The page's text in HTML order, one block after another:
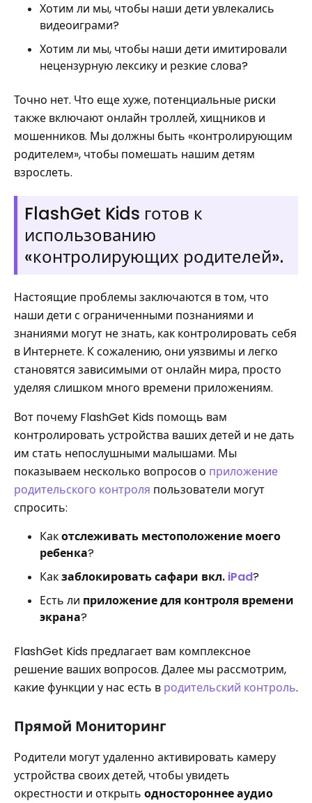
Хотим ли мы, чтобы наши дети увлекались
видеоиграми?
Хотим ли мы, чтобы наши дети имитировали
нецензурную лексику и резкие слова?
Точно нет. Что еще хуже, потенциальные риски
также включают онлайн троллей, хищников и
мошенников. Мы должны быть «контролирующим
родителем», чтобы помешать нашим детям
взрослеть.
FlashGet Kids готов к
использованию
«контролирующих родителей».
Настоящие проблемы заключаются в том, что
наши дети с ограниченными познаниями и
знаниями могут не знать, как контролировать себя
в Интернете. К сожалению, они уязвимы и легко
становятся зависимыми от онлайн мира, просто
уделяя слишком много времени приложениям.
Вот почему FlashGet Kids помощь вам
контролировать устройства ваших детей и не дать
им стать непослушными малышами. Мы
показываем несколько вопросов о приложение
родительского контроля пользователи могут
спросить:
Какотслеживать местоположение моего
ребенка?
Какзаблокировать сафари вкл. iPad?
Есть ли приложение для контроля времени
экрана?
FlashGet Kids предлагает вам комплексное
решение ваших вопросов. Далее мы рассмотрим,
какие функции у нас есть в родительский контроль.
Прямой Мониторинг
Родители могут удаленно активировать камеру
устройства своих детей, чтобы увидеть
окрестности и открыть одностороннее аудио